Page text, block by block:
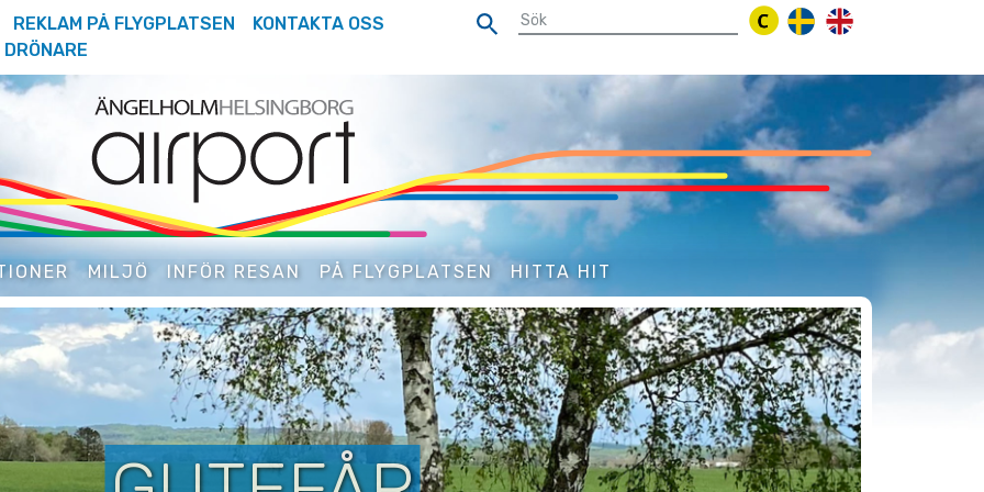
REKLAM PÅ FLYGPLATSEN
KONTAKTA OSS
DRÖNARE
MILJÖ INFÖR RESAN PÅ FLYGPLATSEN HITTA HIT